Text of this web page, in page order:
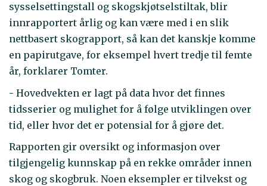
sysselsettingstall og skogskjøtselstiltak, blir
innrapportert årlig og kan være med i en slik
nettbasert skograpport, så kan det kanskje komme
en papirutgave, for eksempel hvert tredje til femte
år, forklarer Tomter.
- Hovedvekten er lagt på data hvor det finnes
tidsserier og mulighet for å følge utviklingen over
tid, eller hvor det er potensial for å gjøre det.
Rapporten gir oversikt og informasjon over
tilgjengelig kunnskap på en rekke områder innen
skog og skogbruk. Noen eksempler er tilvekst og